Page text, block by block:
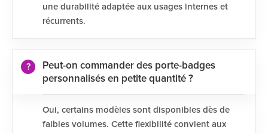
une durabilité adaptée aux usages internes et
récurrents.
Peut-on commander des porte-badges
personnalisés en petite quantité ?
Oui, certains modèles sont disponibles dès de
faibles volumes. Cette flexibilité convient aux